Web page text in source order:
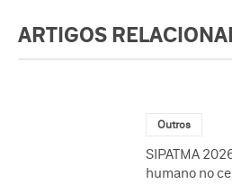
ARTIGOS
Outros
SIPATMA
humano no